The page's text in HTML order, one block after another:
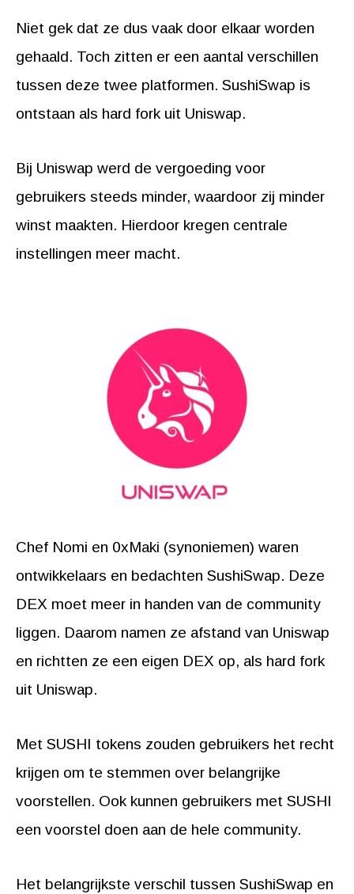
Niet gek dat ze dus vaak door elkaar worden
gehaald. Toch zitten er een aantal verschillen
tussen deze twee platformen. SushiSwap is
ontstaan als hard fork uit Uniswap.
Bij Uniswap werd de vergoeding voor
gebruikers steeds minder, waardoor zij minder
winst maakten. Hierdoor kregen centrale
instellingen meer macht.
Chef Nomi en 0xMaki (synoniemen) waren
ontwikkelaars en bedachten SushiSwap. Deze
DEX moet meer in handen van de community
liggen. Daarom namen ze afstand van Uniswap
en richtten ze een eigen DEX op, als hard fork
uit Uniswap.
Met SUSHI tokens zouden gebruikers het recht
krijgen om te stemmen over belangrijke
voorstellen. Ook kunnen gebruikers met SUSHI
een voorstel doen aan de hele community.
Het belangrijkste verschil tussen SushiSwap en